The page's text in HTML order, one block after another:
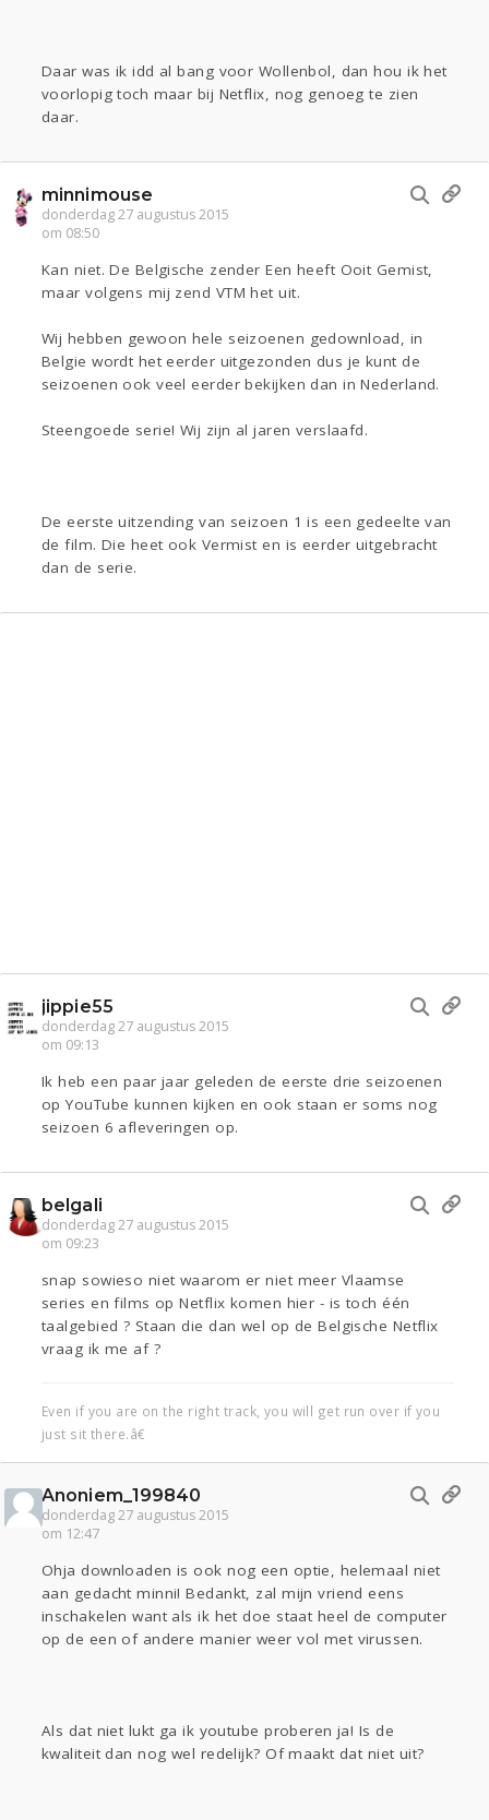
Daar was ik idd al bang voor Wollenbol, dan hou ik het
voorlopig toch maar bij Netflix, nog genoeg te zien
daar.
minnimouse
donderdag 27 augustus 2015
om 08:50
Kan niet. De Belgische zender Een heeft Ooit Gemist,
maar volgens mij zend VTM het uit.
Wij hebben gewoon hele seizoenen gedownload, in
Belgie wordt het eerder uitgezonden dus je kunt de
seizoenen ook veel eerder bekijken dan in Nederland.
Steengoede serie! Wij zijn al jaren verslaafd.
De eerste uitzending van seizoen 1 is een gedeelte van
de film. Die heet ook Vermist en is eerder uitgebracht
dan de serie.
jippie55
donderdag 27 augustus 2015
om 09:13
Ik heb een paar jaar geleden de eerste drie seizoenen
op YouTube kunnen kijken en ook staan er soms nog
seizoen 6 afleveringen op.
belgali
donderdag 27 augustus 2015
om 09:23
snap sowieso niet waarom er niet meer Vlaamse
series en films op Netflix komen hier - is toch één
taalgebied ? Staan die dan wel op de Belgische Netflix
vraag ik me af ?
Even if you are on the right track, you will get run over if you
just sit there.â€
Anoniem_199840
donderdag 27 augustus 2015
om 12:47
Ohja downloaden is ook nog een optie, helemaal niet
aan gedacht minni! Bedankt, zal mijn vriend eens
inschakelen want als ik het doe staat heel de computer
op de een of andere manier weer vol met virussen.
Als dat niet lukt ga ik youtube proberen ja! Is de
kwaliteit dan nog wel redelijk? Of maakt dat niet uit?